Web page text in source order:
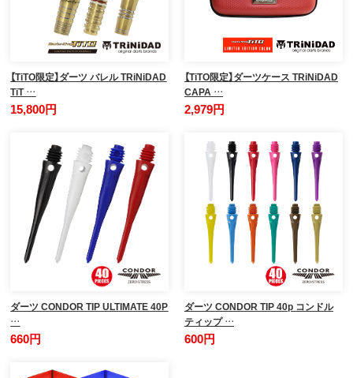
【TiTO限定】ダーツ バレル TRiNiDAD
TiT …
15,800円
【TiTO限定】ダーツケース TRiNiDAD
CAPA …
2,979円
ダーツ CONDOR TIP ULTIMATE 40P
…
660円
ダーツ CONDOR TIP 40p コンドル
ティップ …
600円